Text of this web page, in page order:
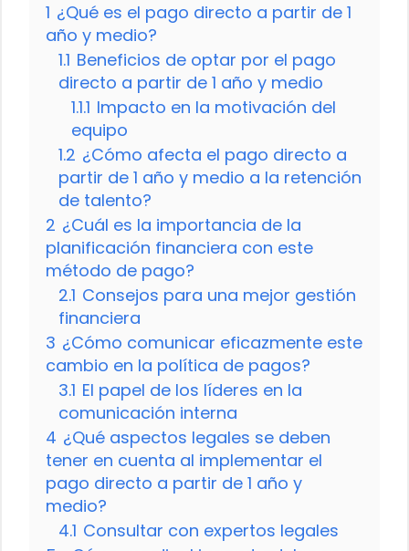
1 ¿Qué es el pago directo a partir de 1
año y medio?
1.1 Beneficios de optar por el pago
directo a partir de 1 año y medio
1.1.1 Impacto en la motivación del
equipo
1.2 ¿Cómo afecta el pago directo a
partir de 1 año y medio a la retención
de talento?
2 ¿Cuál es la importancia de la
planificación financiera con este
método de pago?
2.1 Consejos para una mejor gestión
financiera
3 ¿Cómo comunicar eficazmente este
cambio en la política de pagos?
3.1 El papel de los líderes en la
comunicación interna
4 ¿Qué aspectos legales se deben
tener en cuenta al implementar el
pago directo a partir de 1 año y
medio?
4.1 Consultar con expertos legales